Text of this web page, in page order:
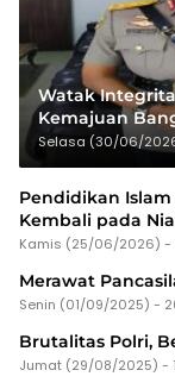
Watak
Kemajuan
Selasa (30/06/
Pendidikan
Kembali pada
Kamis (25/06/2026) -
Merawat
Senin (01/09/2025) -
Brutalitas Polri,
Jumat (29/08/2025) -